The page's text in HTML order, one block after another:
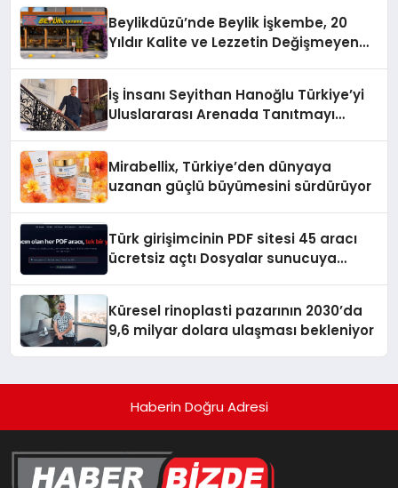
Beylikdüzü’nde Beylik İşkembe, 20
Yıldır Kalite ve Lezzetin Değişmeyen
İş İnsanı Seyithan Hanoğlu Türkiye’yi
Uluslararası Arenada Tanıtmayı
Mirabellix, Türkiye’den dünyaya
uzanan güçlü büyümesini sürdürüyor
Türk girişimcinin PDF sitesi 45 aracı
ücretsiz açtı Dosyalar sunucuya
Küresel rinoplasti pazarının 2030’da
9,6 milyar dolara ulaşması bekleniyor
Haberin Doğru Adresi